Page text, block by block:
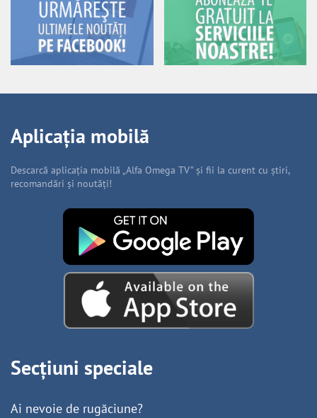
Aplicația mobilă
Descarcă aplicația mobilă „Alfa Omega TV” și fii la curent cu știri,
recomandări și noutăți!
Secțiuni speciale
Ai nevoie de rugăciune?